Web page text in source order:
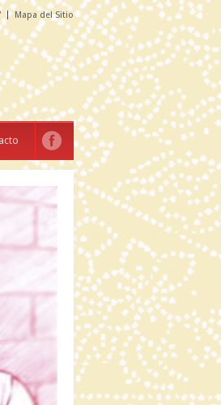
Mapa del Sitio